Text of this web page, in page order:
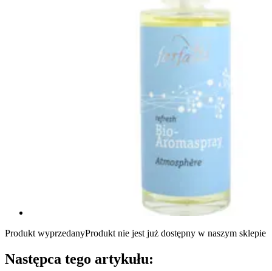
Produkt wyprzedanyProdukt nie jest już dostępny w naszym sklepie
Następca tego artykułu: